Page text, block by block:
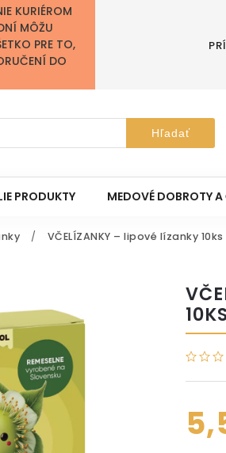
KURIÉROM
MÔŽU
PRE TO,
DO
Hľadať
PRODUKTY MEDOVÉ DOBROTY A
/ VČELÍZANKY – lipové lízanky 10ks